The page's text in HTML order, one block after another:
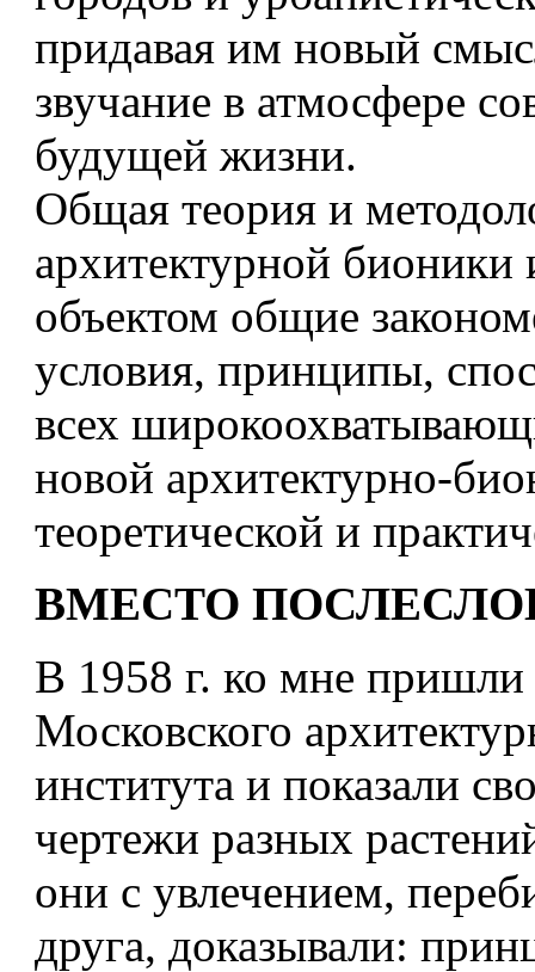
придавая им новый
звучание в атмосфере
будущей жизни.
Общая теория и
архитектурной бионики
объектом общие
условия, принципы,
всех
новой архитектурно-
теоретической и
ВМЕСТО
В 1958 г. ко мне пришли
Московского
института и показали
чертежи разных
они с увлечением,
друга, доказывали: